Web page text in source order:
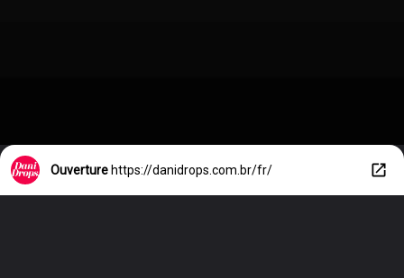
Ouverture https://danidrops.com.br/fr/